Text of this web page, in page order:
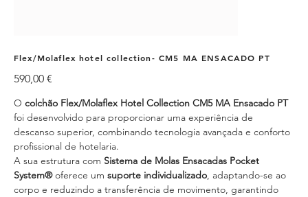
Flex/Molaflex hotel collection- CM5 MA ENSACADO PT
Preço
590,00 €
O colchão Flex/Molaflex Hotel Collection CM5 MA Ensacado PT
foi desenvolvido para proporcionar uma experiência de
descanso superior, combinando tecnologia avançada e conforto
profissional de hotelaria.
A sua estrutura com Sistema de Molas Ensacadas Pocket
System®oferece um suporte individualizado, adaptando-se ao
corpo e reduzindo a transferência de movimento, garantindo